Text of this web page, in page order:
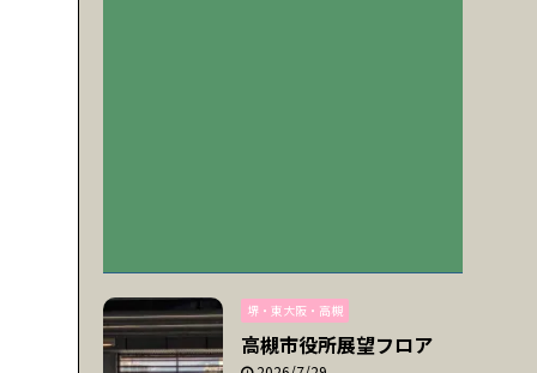
堺・東大阪・高槻
高槻市役所展望フロア